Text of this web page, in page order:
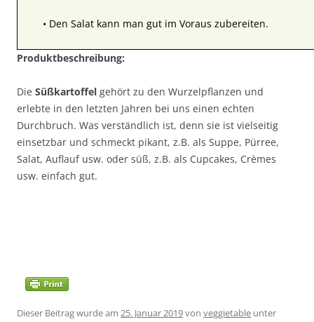
• Den Salat kann man gut im Voraus zubereiten.
Produktbeschreibung:
Die Süßkartoffel gehört zu den Wurzelpflanzen und
erlebte in den letzten Jahren bei uns einen echten
Durchbruch. Was verständlich ist, denn sie ist vielseitig
einsetzbar und schmeckt pikant, z.B. als Suppe, Pürree,
Salat, Auflauf usw. oder süß, z.B. als Cupcakes, Crèmes
usw. einfach gut.
Dieser Beitrag wurde am 25. Januar 2019von veggietable unter